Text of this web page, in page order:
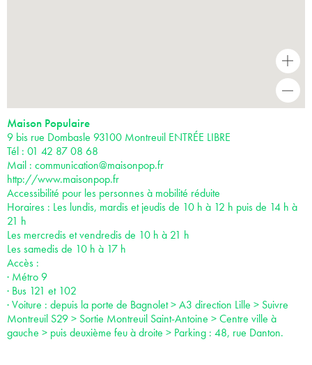
-
Maison Populaire
9 bis rue Dombasle 93100 Montreuil ENTRÉE LIBRE
Tél : 01 42 87 08 68
Mail : communication@maisonpop.fr
http://www.maisonpop.fr
Accessibilité pour les personnes à mobilité réduite
Horaires : Les lundis, mardis et jeudis de 10 h à 12 h puis de 14 h à
21 h
Les mercredis et vendredis de 10 h à 21 h
Les samedis de 10 h à 17 h
Accès :
· Métro 9
· Bus 121 et 102
· Voiture : depuis la porte de Bagnolet > A3 direction Lille > Suivre
Montreuil S29 > Sortie Montreuil Saint-Antoine > Centre ville à
gauche > puis deuxième feu à droite > Parking : 48, rue Danton.